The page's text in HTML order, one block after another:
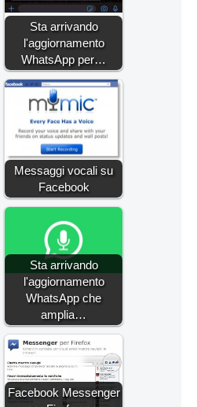
Sta arrivando
l'aggiornamento
WhatsApp per…
Messaggi vocali su
Facebook
Sta arrivando
l'aggiornamento
WhatsApp che
amplia…
Facebook Messenger